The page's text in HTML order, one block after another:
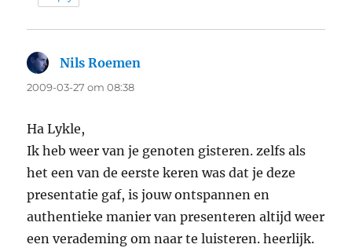
Nils Roemen
2009-03-27 om 08:38
Ha Lykle,
Ik heb weer van je genoten gisteren. zelfs als
het een van de eerste keren was dat je deze
presentatie gaf, is jouw ontspannen en
authentieke manier van presenteren altijd weer
een verademing om naar te luisteren. heerlijk.